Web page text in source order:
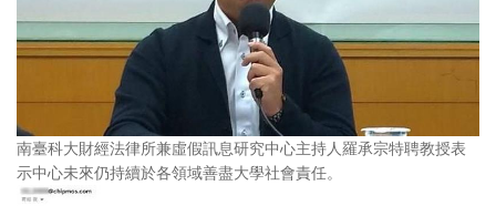
南臺科大財經法律所兼虛假訊息研究中心主持人羅承宗特聘教授表
示中心未來仍持續於各領域善盡大學社會責任。